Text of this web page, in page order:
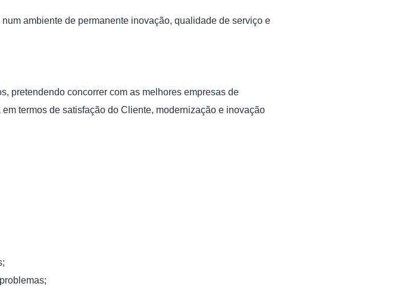
ambiente de permanente inovação, qualidade de serviço e
pretendendo concorrer com as melhores empresas de
termos de satisfação do Cliente, modernização e inovação